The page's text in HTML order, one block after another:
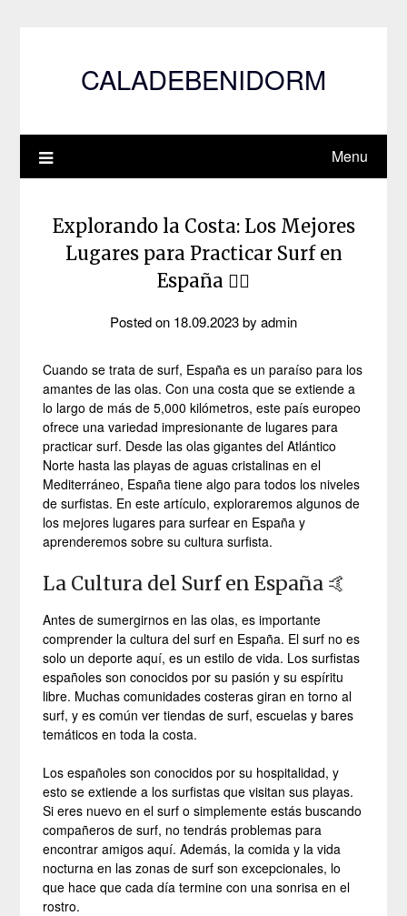
CALADEBENIDORM
Menu
Explorando la Costa: Los Mejores
Lugares para Practicar Surf en
España 🏄‍♂️
Posted on 18.09.2023by admin
Cuando se trata de surf, España es un paraíso para los
amantes de las olas. Con una costa que se extiende a
lo largo de más de 5,000 kilómetros, este país europeo
ofrece una variedad impresionante de lugares para
practicar surf. Desde las olas gigantes del Atlántico
Norte hasta las playas de aguas cristalinas en el
Mediterráneo, España tiene algo para todos los niveles
de surfistas. En este artículo, exploraremos algunos de
los mejores lugares para surfear en España y
aprenderemos sobre su cultura surfista.
La Cultura del Surf en España 🤙
Antes de sumergirnos en las olas, es importante
comprender la cultura del surf en España. El surf no es
solo un deporte aquí, es un estilo de vida. Los surfistas
españoles son conocidos por su pasión y su espíritu
libre. Muchas comunidades costeras giran en torno al
surf, y es común ver tiendas de surf, escuelas y bares
temáticos en toda la costa.
Los españoles son conocidos por su hospitalidad, y
esto se extiende a los surfistas que visitan sus playas.
Si eres nuevo en el surf o simplemente estás buscando
compañeros de surf, no tendrás problemas para
encontrar amigos aquí. Además, la comida y la vida
nocturna en las zonas de surf son excepcionales, lo
que hace que cada día termine con una sonrisa en el
rostro.